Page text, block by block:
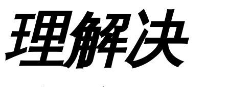
理解决